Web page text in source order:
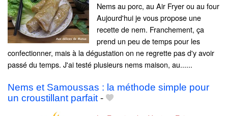
Nems au porc, au Air Fryer ou au four
Aujourd'hui je vous propose une
recette de nem. Franchement, ça
prend un peu de temps pour les
confectionner, mais à la dégustation on ne regrette pas d'y avoir
passé du temps. J'ai testé plusieurs nems maison, au......
Nems et Samoussas : la méthode simple pour
un croustillant parfait-